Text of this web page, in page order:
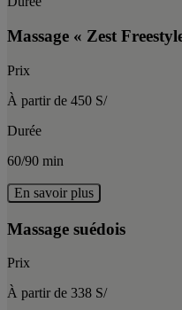
Massage « Zest
Prix
À partir de 450 S/
Durée
60/90 min
En savoir plus
Massage suédois
Prix
À partir de 338 S/